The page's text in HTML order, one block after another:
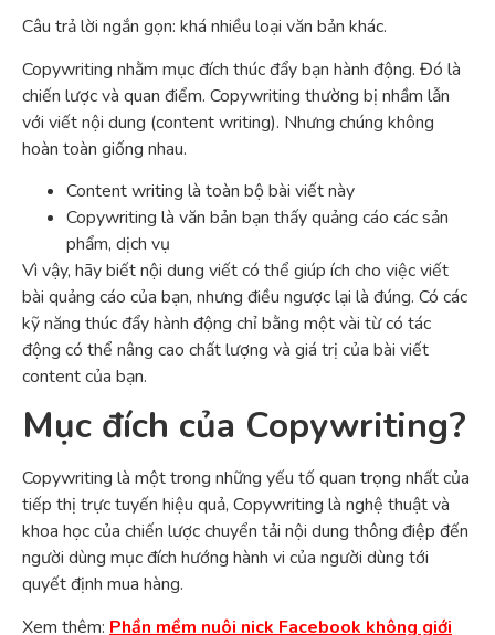
Câu trả lời ngắn gọn: khá nhiều loại văn bản khác.
Copywriting nhằm mục đích thúc đẩy bạn hành động. Đó là
chiến lược và quan điểm. Copywriting thường bị nhầm lẫn
với viết nội dung (content writing). Nhưng chúng không
hoàn toàn giống nhau.
Content writing là toàn bộ bài viết này
Copywriting là văn bản bạn thấy quảng cáo các sản
phẩm, dịch vụ
Vì vậy, hãy biết nội dung viết có thể giúp ích cho việc viết
bài quảng cáo của bạn, nhưng điều ngược lại là đúng. Có các
kỹ năng thúc đẩy hành động chỉ bằng một vài từ có tác
động có thể nâng cao chất lượng và giá trị của bài viết
content của bạn.
Mục đích của Copywriting?
Copywriting là một trong những yếu tố quan trọng nhất của
tiếp thị trực tuyến hiệu quả, Copywriting là nghệ thuật và
khoa học của chiến lược chuyển tải nội dung thông điệp đến
người dùng mục đích hướng hành vi của người dùng tới
quyết định mua hàng.
Xem thêm: Phần mềm nuôi nick Facebook không giới